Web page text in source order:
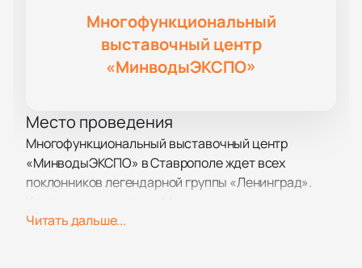
Многофункциональный
выставочный центр
«МинводыЭКСПО»
Место проведения
Многофункциональный выставочный центр
«МинводыЭКСПО» в Ставрополе ждет всех
поклонников легендарной группы «Ленинград».
городском округе, хутор Красный Пахарь, улица
Читать дальше...